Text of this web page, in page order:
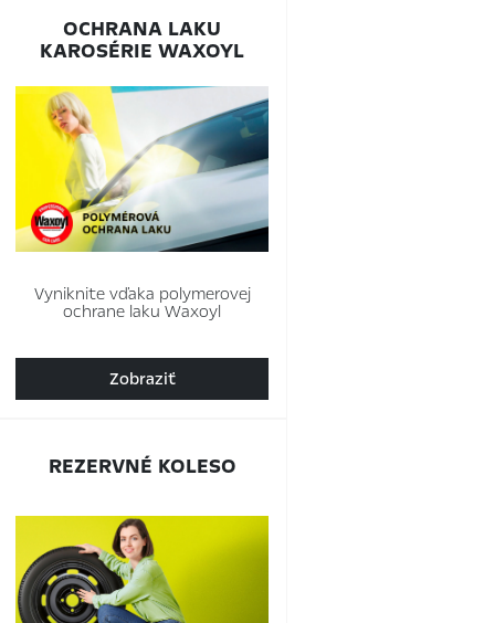
OCHRANA LAKU
KAROSÉRIE WAXOYL
Vyniknite vďaka polymerovej
ochrane laku Waxoyl
Zobraziť
REZERVNÉ KOLESO